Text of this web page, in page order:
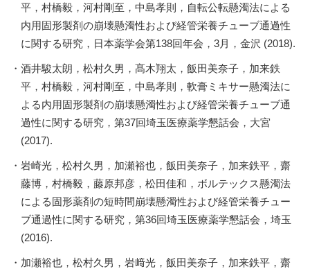
平，村橋毅，河村剛至，中島孝則，自転公転懸濁法による
内用固形製剤の崩壊懸濁性および経管栄養チューブ通過性
に関する研究，日本薬学会第138回年会，3月，金沢 (2018).
酒井駿太朗，松村久男，髙木翔太，飯田美奈子，加来鉄
平，村橋毅，河村剛至，中島孝則，軟膏ミキサー懸濁法に
よる内用固形製剤の崩壊懸濁性および経管栄養チューブ通
過性に関する研究，第37回埼玉医療薬学懇話会，大宮
(2017).
岩崎光，松村久男，加瀬裕也，飯田美奈子，加来鉄平，齋
藤博，村橋毅，藤原邦彦，松田佳和，ボルテックス懸濁法
による固形薬剤の短時間崩壊懸濁性および経管栄養チュー
ブ通過性に関する研究，第36回埼玉医療薬学懇話会，埼玉
(2016).
加瀬裕也，松村久男，岩﨑光，飯田美奈子，加来鉄平，齋